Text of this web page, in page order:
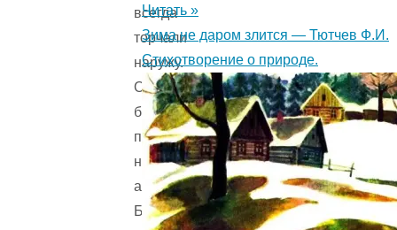
всегда
торчали
наружу.
Он
был
похож
на
арапа.
Булька
Читать »
Зима не даром злится — Тютчев Ф.И.
Стихотворение о природе.